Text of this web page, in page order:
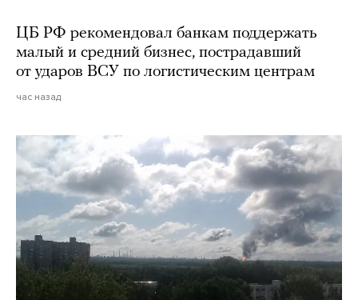
ЦБ РФ рекомендовал банкам поддержать
малый и средний бизнес, пострадавший
от ударов ВСУ по логистическим центрам
час назад